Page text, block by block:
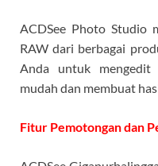
ACDSee Photo Studio
RAW dari berbagai
Anda untuk
mudah dan membuat
Fitur Pemotongan dan